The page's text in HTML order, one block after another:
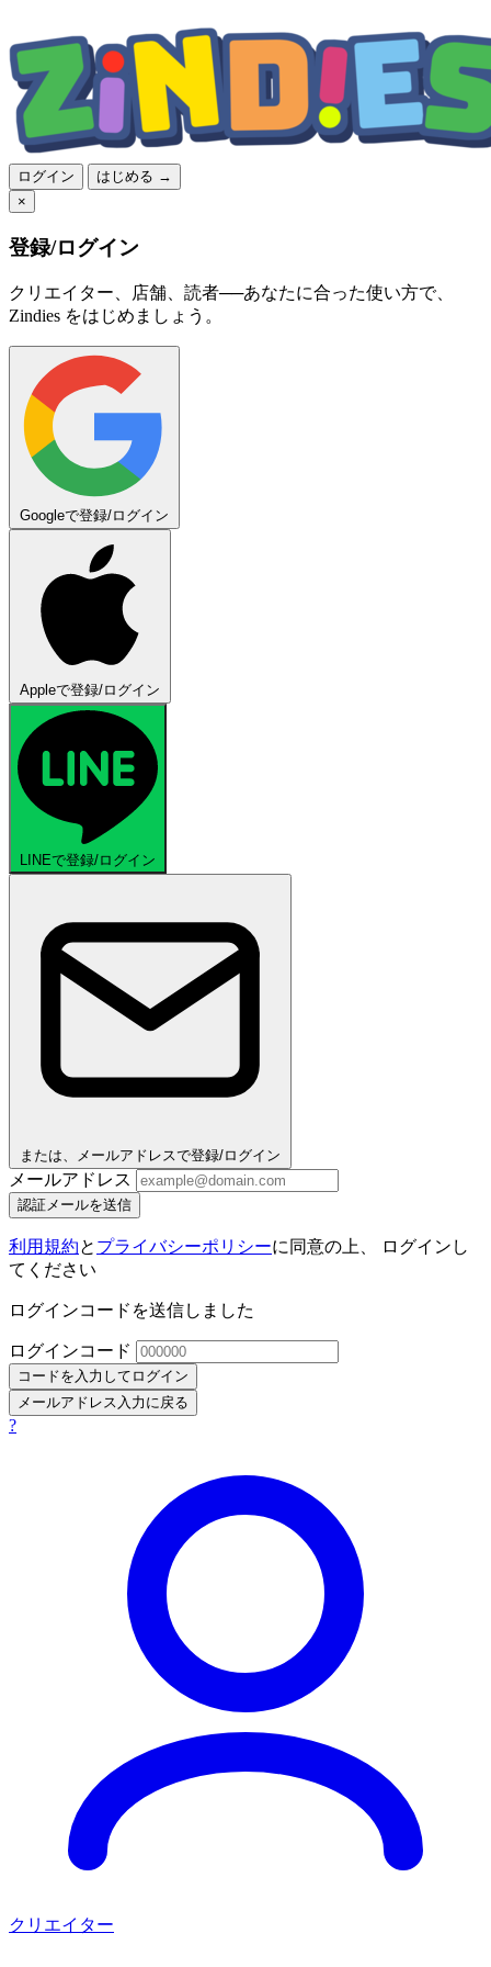
ログイン
はじめる →
×
登録/ログイン
クリエイター、店舗、読者──あなたに合った使い方で、
Zindies をはじめましょう。
Googleで登録/ログイン
Appleで登録/ログイン
LINEで登録/ログイン
または、メールアドレスで登録/ログイン
メールアドレス
認証メールを送信
利用規約と プライバシーポリシーに同意の上、 ログインし
てください
ログインコードを送信しました
ログインコード
コードを入力してログイン
メールアドレス入力に戻る
?
クリエイター